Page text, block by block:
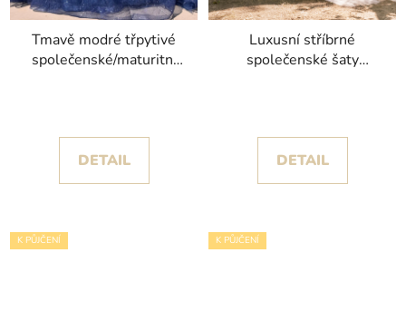
Tmavě modré třpytivé
společenské/maturitní
DETAIL
Luxusní stříbrné
společenské šaty
DETAIL
K PŮJČENÍ K PŮJČENÍ